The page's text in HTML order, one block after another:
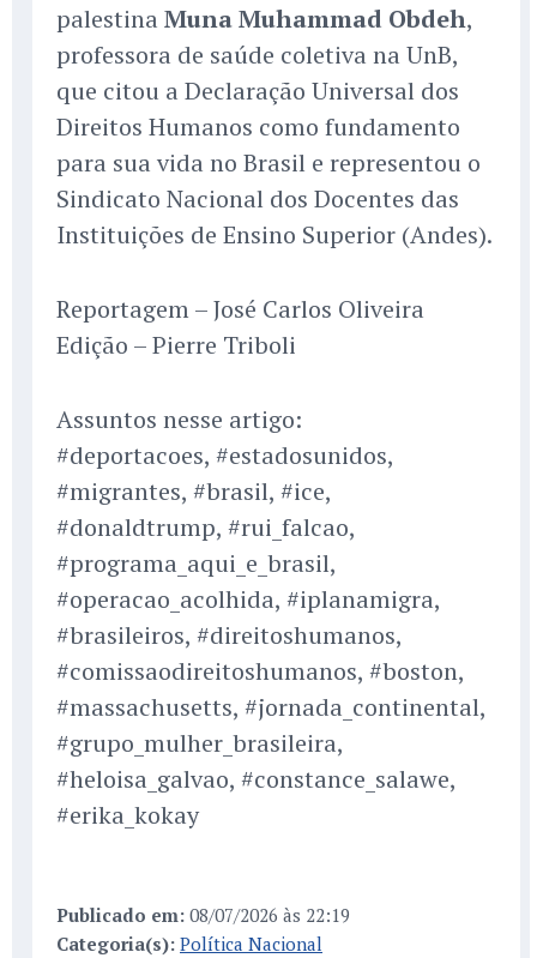
palestina Muna Muhammad Obdeh,
professora de saúde coletiva na UnB,
que citou a Declaração Universal dos
Direitos Humanos como fundamento
para sua vida no Brasil e representou o
Sindicato Nacional dos Docentes das
Instituições de Ensino Superior (Andes).
Reportagem – José Carlos Oliveira
Edição – Pierre Triboli
Assuntos nesse artigo:
#deportacoes, #estadosunidos,
#migrantes, #brasil, #ice,
#donaldtrump, #rui_falcao,
#programa_aqui_e_brasil,
#operacao_acolhida, #iplanamigra,
#brasileiros, #direitoshumanos,
#comissaodireitoshumanos, #boston,
#massachusetts, #jornada_continental,
#grupo_mulher_brasileira,
#heloisa_galvao, #constance_salawe,
#erika_kokay
Publicado em: 08/07/2026 às 22:19
Categoria(s): Política Nacional